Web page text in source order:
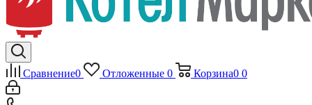
Сравнение0 Отложенные 0 Корзина0 0